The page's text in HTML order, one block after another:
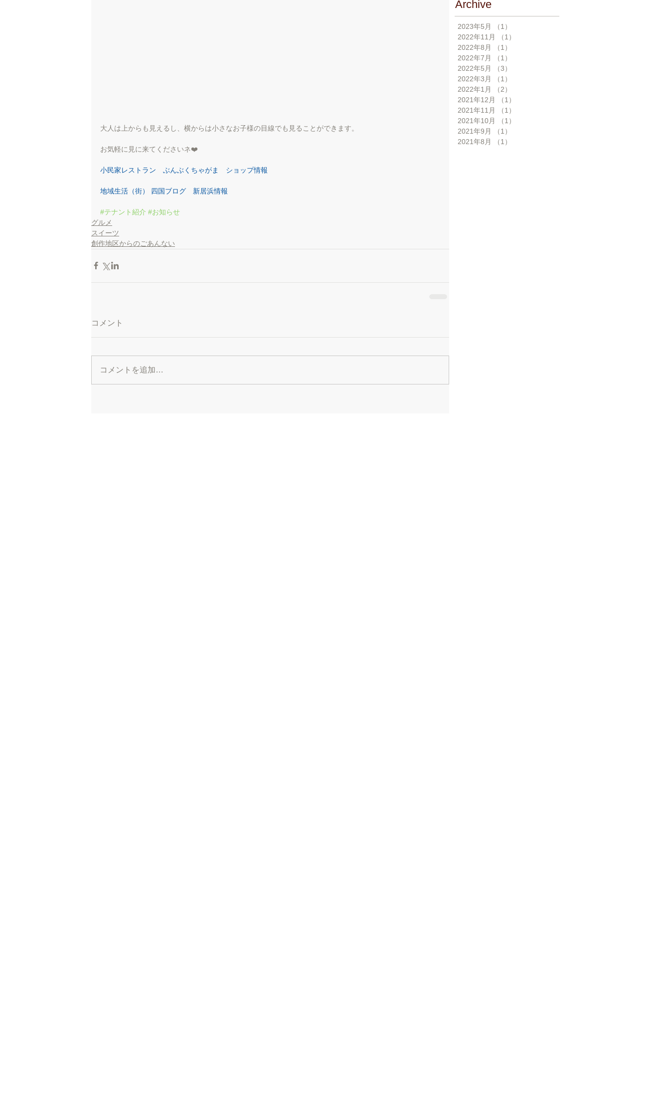
大人は上からも見えるし、横からは小さなお子様の目線でも見ることができます。
お気軽に見に来てくださいネ❤️
小民家レストラン　ぶんぶくちゃがま　ショップ情報
地域生活（街） 四国ブログ　新居浜情報
#テナント紹介 #お知らせ
グルメ
スイーツ
創作地区からのごあんない
コメント
コメントを追加…
Archive
2023年5月 （1）
2022年11月
（1）
2022年8月
（1）
2022年7月
（1）
2022年5月
（3）
2022年3月
（1）
2022年1月
（2）
2021年12月
（1）
2021年11月
（1）
2021年10月
（1）
2021年9月
（1）
2021年8月
（1）